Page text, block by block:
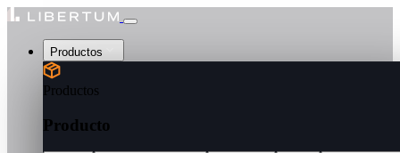
Productos
Productos
Producto